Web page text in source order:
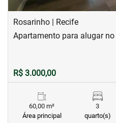
Rosarinho | Recife
Apartamento para alugar
R$ 3.000,00
60,00 m²
Área principal
3
quarto(s)